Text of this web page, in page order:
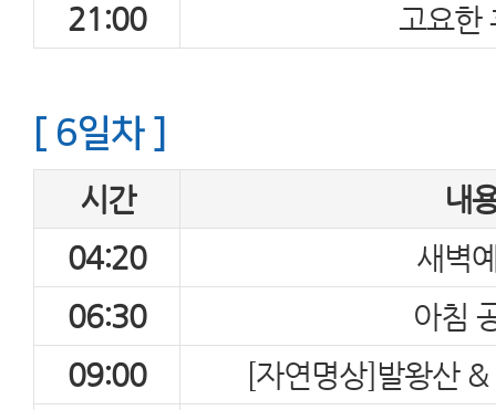
21:00
고요한
[ 6일차 ]
시간
내
04:20
새벽
06:30
아침
09:00
[자연명상]발왕산